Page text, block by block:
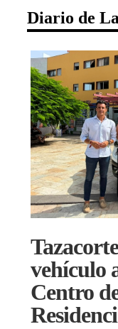
Diario de
vehículo
Centro